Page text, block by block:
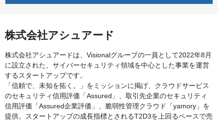
株式会社アシュアード
株式会社アシュアードは、Visionalグループの一員として2022年8月
に設立された、サイバーセキュリティ領域を中心とした事業を運営
するスタートアップです。
「信頼で、未知を拓く。」をミッションに掲げ、クラウドサービス
のセキュリティ信用評価「Assured」、取引先企業のセキュリティ
信用評価「Assured企業評価」、脆弱性管理クラウド「yamory」を
提供。スタートアップの成長指標とされるT2D3を上回るペースで売